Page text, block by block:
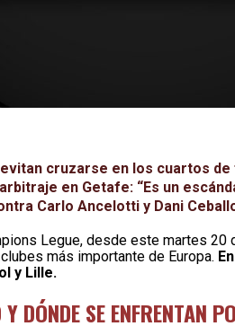
cruzarse en los cuartos de
en Getafe: “Es un
Carlo Ancelotti y Dani
Legue, desde este martes
más importante de Europa.
y Lille.
DÓNDE SE ENFRENTAN